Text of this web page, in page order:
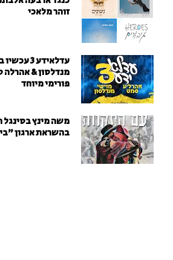
זוהר מלאכי
עדלאידע 3
מנדלסון &
פורימי מיוחד
משה מינץ
בהשראת ארגון